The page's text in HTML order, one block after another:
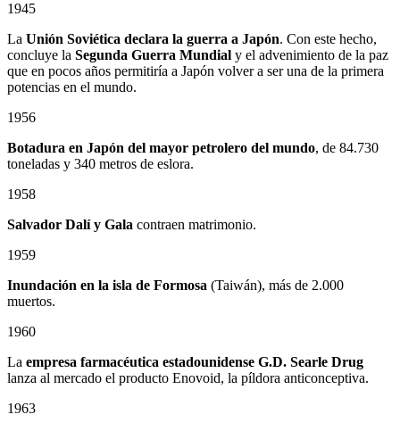
1945
La Unión Soviética declara la guerra a Japón. Con este hecho,
concluye la Segunda Guerra Mundial y el advenimiento de la paz
que en pocos años permitiría a Japón volver a ser una de la primera
potencias en el mundo.
1956
Botadura en Japón del mayor petrolero del mundo, de 84.730
toneladas y 340 metros de eslora.
1958
Salvador Dalí y Gala contraen matrimonio.
1959
Inundación en la isla de Formosa (Taiwán), más de 2.000
muertos.
1960
La empresa farmacéutica estadounidense G.D. Searle Drug
lanza al mercado el producto Enovoid, la píldora anticonceptiva.
1963